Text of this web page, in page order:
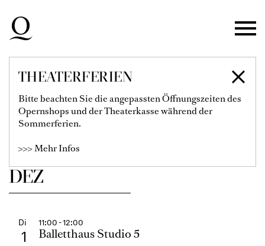
Zur Hauptnavigation springen
Zum Hauptinhalt springen
Zum Footer springen
THEATERFERIEN
Bitte beachten Sie die angepassten Öffnungszeiten des
Opernshops und der Theaterkasse während der
Sommerferien.
>>> Mehr Infos
Filter einblenden
Nov
Karten
€115 99 89 79 67 55 40
28
DEZ
Di
1
11:00 - 12:00
Balletthaus Studio 5